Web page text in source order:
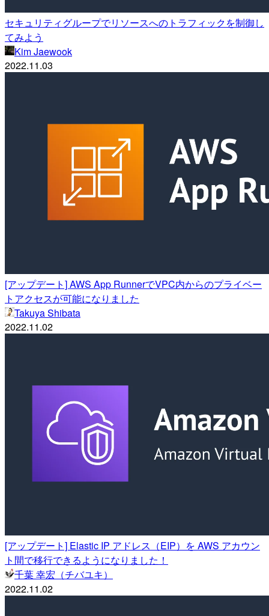
セキュリティグループでリソースへのトラフィックを制御し
てみよう
Kim Jaewook
2022.11.03
[アップデート] AWS App RunnerでVPC内からのプライベー
トアクセスが可能になりました
Takuya Shibata
2022.11.02
[アップデート] Elastic IP アドレス（EIP）を AWS アカウン
ト間で移行できるようになりました！
千葉 幸宏（チバユキ）
2022.11.02